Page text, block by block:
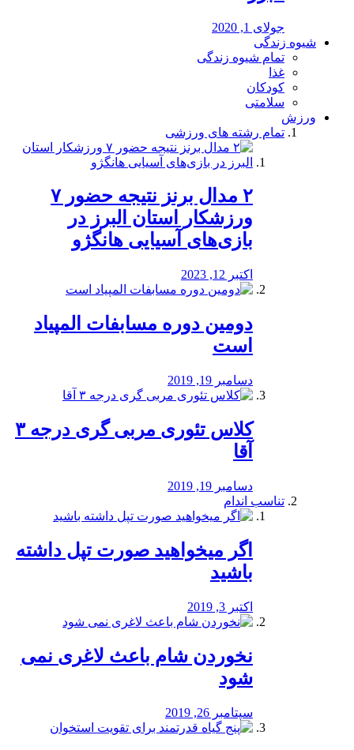
جولای 1, 2020
شیوه زندگی
تمام شیوه زندگی
غذا
کودکان
سلامتی
ورزش
تمام رشته های ورزشی
۲ مدال برنز نتیجه حضور ۷
ورزشکار استان البرز در
بازی‌های آسیایی هانگژو
اکتبر 12, 2023
دومین دوره مسابفات المپیاد
است
دسامبر 19, 2019
کلاس تئوری مربی گری درجه ۳
آقا
دسامبر 19, 2019
تناسب اندام
اگر میخواهید صورت تپل داشته
باشید
اکتبر 3, 2019
نخوردن شام باعث لاغری نمی
‌شود
سپتامبر 26, 2019